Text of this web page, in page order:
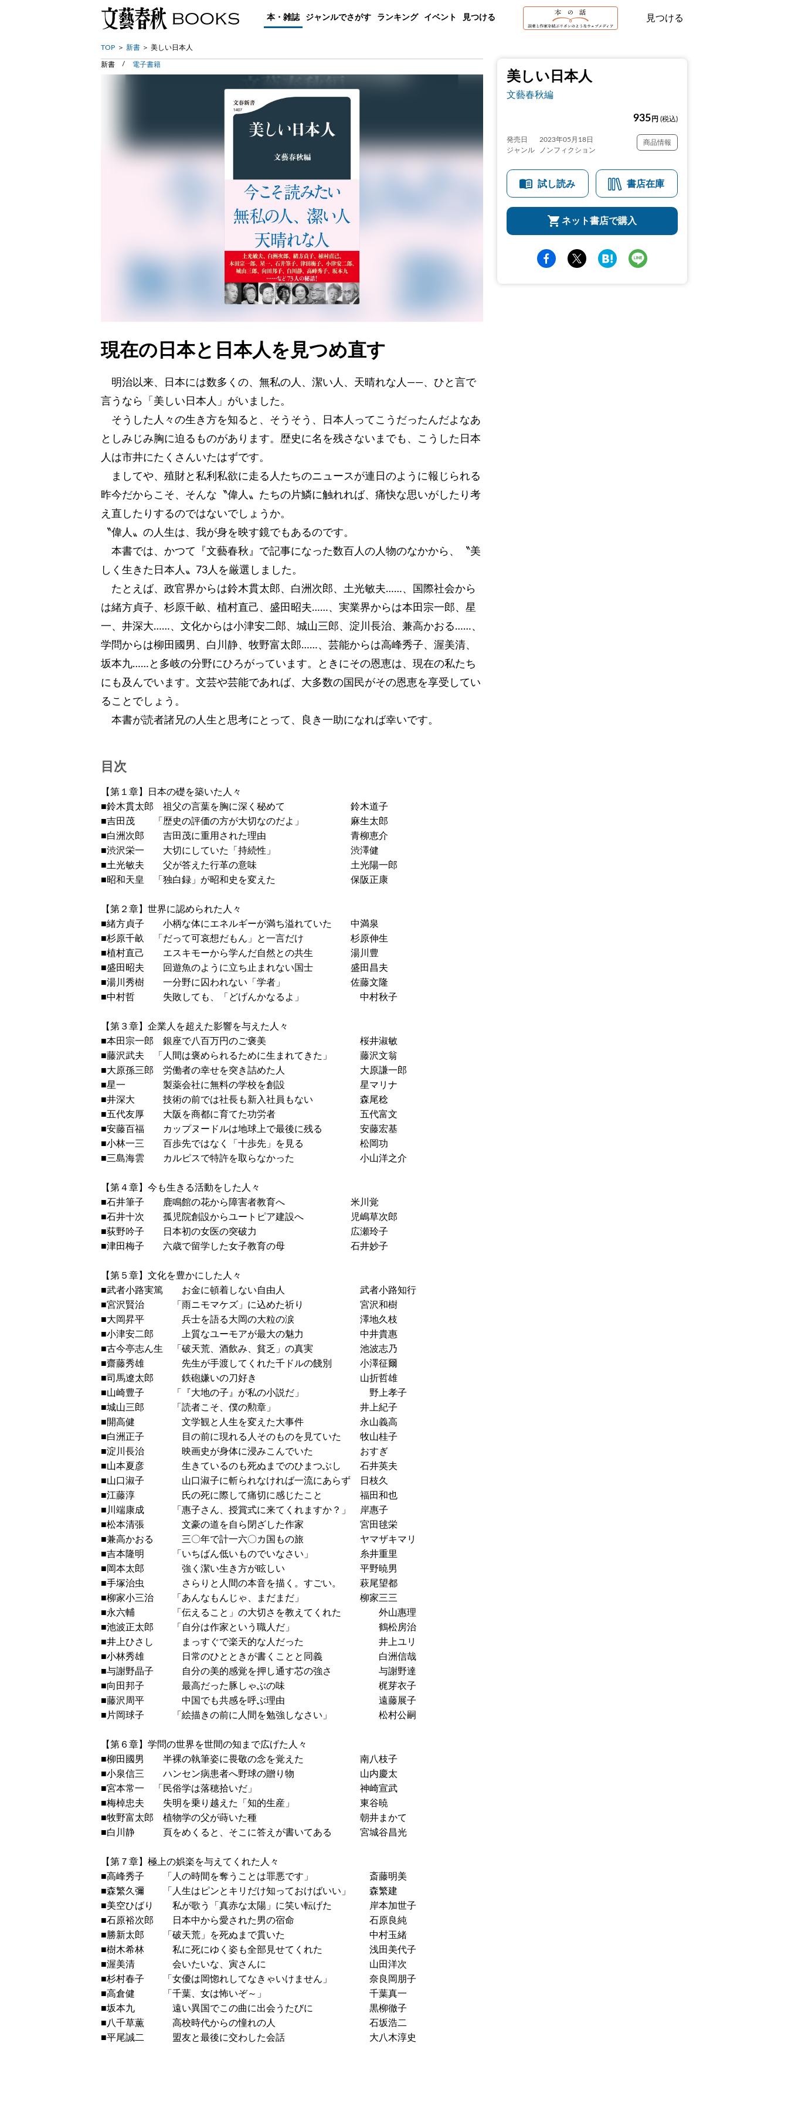
本・雑誌 ジャンルでさがす ランキング イベント 見つける 見つける
TOP 新書 美しい日本人
美しい日本人
文藝春秋編
935 円 (税込)
発売日
2023年05月18日
ジャンル
ノンフィクション
商品情報
試し読み 書店在庫
ネット書店で購入
新書 電子書籍
現在の日本と日本人を見つめ直す
明治以来、日本には数多くの、無私の人、潔い人、天晴れな人――、ひと言で
言うなら「美しい日本人」がいました。
そうした人々の生き方を知ると、そうそう、日本人ってこうだったんだよなあ
としみじみ胸に迫るものがあります。歴史に名を残さないまでも、こうした日本
人は市井にたくさんいたはずです。
ましてや、殖財と私利私欲に走る人たちのニュースが連日のように報じられる
昨今だからこそ、そんな〝偉人〟たちの片鱗に触れれば、痛快な思いがしたり考
え直したりするのではないでしょうか。
〝偉人〟の人生は、我が身を映す鏡でもあるのです。
本書では、かつて『文藝春秋』で記事になった数百人の人物のなかから、〝美
しく生きた日本人〟73人を厳選しました。
たとえば、政官界からは鈴木貫太郎、白洲次郎、土光敏夫……、国際社会から
は緒方貞子、杉原千畝、植村直己、盛田昭夫……、実業界からは本田宗一郎、星
一、井深大……、文化からは小津安二郎、城山三郎、淀川長治、兼高かおる……、
学問からは柳田國男、白川静、牧野富太郎……、芸能からは高峰秀子、渥美清、
坂本九……と多岐の分野にひろがっています。ときにその恩恵は、現在の私たち
にも及んでいます。文芸や芸能であれば、大多数の国民がその恩恵を享受してい
ることでしょう。
本書が読者諸兄の人生と思考にとって、良き一助になれば幸いです。
目次
【第１章】日本の礎を築いた人々
■鈴木貫太郎 祖父の言葉を胸に深く秘めて 鈴木道子
■吉田茂 「歴史の評価の方が大切なのだよ」 麻生太郎
■白洲次郎 吉田茂に重用された理由 青柳恵介
■渋沢栄一 大切にしていた「持続性」 渋澤健
■土光敏夫 父が答えた行革の意味 土光陽一郎
■昭和天皇 「独白録」が昭和史を変えた 保阪正康
【第２章】世界に認められた人々
■緒方貞子 小柄な体にエネルギーが満ち溢れていた 中満泉
■杉原千畝 「だって可哀想だもん」と一言だけ 杉原伸生
■植村直己 エスキモーから学んだ自然との共生 湯川豊
■盛田昭夫 回遊魚のように立ち止まれない国士 盛田昌夫
■湯川秀樹 一分野に囚われない「学者」 佐藤文隆
■中村哲 失敗しても、「どげんかなるよ」 中村秋子
【第３章】企業人を超えた影響を与えた人々
■本田宗一郎 銀座で八百万円のご褒美 桜井淑敏
■藤沢武夫 「人間は褒められるために生まれてきた」 藤沢文翁
■大原孫三郎 労働者の幸せを突き詰めた人 大原謙一郎
■星一 製薬会社に無料の学校を創設 星マリナ
■井深大 技術の前では社長も新入社員もない 森尾稔
■五代友厚 大阪を商都に育てた功労者 五代富文
■安藤百福 カップヌードルは地球上で最後に残る 安藤宏基
■小林一三 百歩先ではなく「十歩先」を見る 松岡功
■三島海雲 カルピスで特許を取らなかった 小山洋之介
【第４章】今も生きる活動をした人々
■石井筆子 鹿鳴館の花から障害者教育へ 米川覚
■石井十次 孤児院創設からユートピア建設へ 児嶋草次郎
■荻野吟子 日本初の女医の突破力 広瀬玲子
■津田梅子 六歳で留学した女子教育の母 石井妙子
【第５章】文化を豊かにした人々
■武者小路実篤 お金に頓着しない自由人 武者小路知行
■宮沢賢治 「雨ニモマケズ」に込めた祈り 宮沢和樹
■大岡昇平 兵士を語る大岡の大粒の涙 澤地久枝
■小津安二郎 上質なユーモアが最大の魅力 中井貴惠
■古今亭志ん生 「破天荒、酒飲み、貧乏」の真実 池波志乃
■齋藤秀雄 先生が手渡してくれた千ドルの餞別 小澤征爾
■司馬遼太郎 鉄砲嫌いの刀好き 山折哲雄
■山崎豊子 「『大地の子』が私の小説だ」 野上孝子
■城山三郎 「読者こそ、僕の勲章」 井上紀子
■開高健 文学観と人生を変えた大事件 永山義高
■白洲正子 目の前に現れる人そのものを見ていた 牧山桂子
■淀川長治 映画史が身体に浸みこんでいた おすぎ
■山本夏彦 生きているのも死ぬまでのひまつぶし 石井英夫
■山口淑子 山口淑子に斬られなければ一流にあらず 日枝久
■江藤淳 氏の死に際して痛切に感じたこと 福田和也
■川端康成 「惠子さん、授賞式に来てくれますか？」 岸惠子
■松本清張 文豪の道を自ら閉ざした作家 宮田毬栄
■兼高かおる 三〇年で計一六〇カ国もの旅 ヤマザキマリ
■吉本隆明 「いちばん低いものでいなさい」 糸井重里
■岡本太郎 強く潔い生き方が眩しい 平野暁男
■手塚治虫 さらりと人間の本音を描く。すごい。 萩尾望都
■柳家小三治 「あんなもんじゃ、まだまだ」 柳家三三
■永六輔 「伝えること」の大切さを教えてくれた 外山惠理
■池波正太郎 「自分は作家という職人だ」 鶴松房治
■井上ひさし まっすぐで楽天的な人だった 井上ユリ
■小林秀雄 日常のひとときが書くことと同義 白洲信哉
■与謝野晶子 自分の美的感覚を押し通す芯の強さ 与謝野達
■向田邦子 最高だった豚しゃぶの味 梶芽衣子
■藤沢周平 中国でも共感を呼ぶ理由 遠藤展子
■片岡球子 「絵描きの前に人間を勉強しなさい」 松村公嗣
【第６章】学問の世界を世間の知まで広げた人々
■柳田國男 半裸の執筆姿に畏敬の念を覚えた 南八枝子
■小泉信三 ハンセン病患者へ野球の贈り物 山内慶太
■宮本常一 「民俗学は落穂拾いだ」 神崎宣武
■梅棹忠夫 失明を乗り越えた「知的生産」 東谷暁
■牧野富太郎 植物学の父が蒔いた種 朝井まかて
■白川静 頁をめくると、そこに答えが書いてある 宮城谷昌光
【第７章】極上の娯楽を与えてくれた人々
■高峰秀子 「人の時間を奪うことは罪悪です」 斎藤明美
■森繁久彌 「人生はピンとキリだけ知っておけばいい」 森繁建
■美空ひばり 私が歌う「真赤な太陽」に笑い転げた 岸本加世子
■石原裕次郎 日本中から愛された男の宿命 石原良純
■勝新太郎 「破天荒」を死ぬまで貫いた 中村玉緒
■樹木希林 私に死にゆく姿も全部見せてくれた 浅田美代子
■渥美清 会いたいな、寅さんに 山田洋次
■杉村春子 「女優は岡惚れしてなきゃいけません」 奈良岡朋子
■高倉健 「千葉、女は怖いぞ～」 千葉真一
■坂本九 遠い異国でこの曲に出会うたびに 黒柳徹子
■八千草薫 高校時代からの憧れの人 石坂浩二
■平尾誠二 盟友と最後に交わした会話 大八木淳史